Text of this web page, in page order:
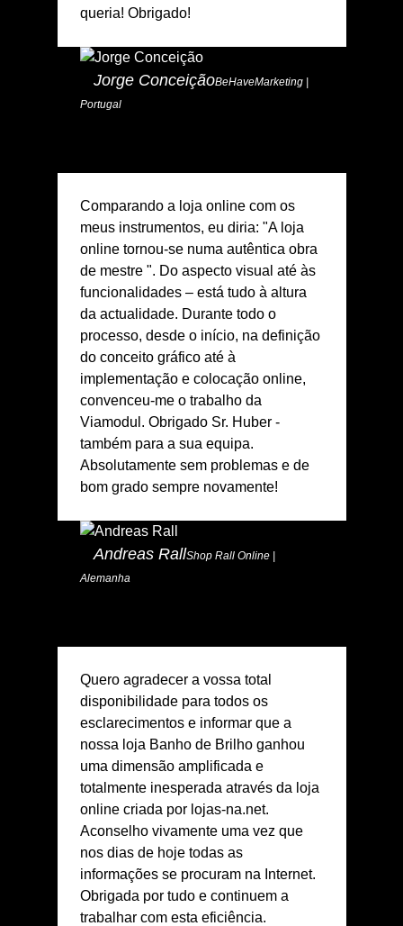
queria! Obrigado!
Jorge ConceiçãoBeHaveMarketing |
Portugal
Comparando a loja online com os
meus instrumentos, eu diria: "A loja
online tornou-se numa autêntica obra
de mestre ". Do aspecto visual até às
funcionalidades – está tudo à altura
da actualidade. Durante todo o
processo, desde o início, na definição
do conceito gráfico até à
implementação e colocação online,
convenceu-me o trabalho da
Viamodul. Obrigado Sr. Huber -
também para a sua equipa.
Absolutamente sem problemas e de
bom grado sempre novamente!
Andreas RallShop Rall Online |
Alemanha
Quero agradecer a vossa total
disponibilidade para todos os
esclarecimentos e informar que a
nossa loja Banho de Brilho ganhou
uma dimensão amplificada e
totalmente inesperada através da loja
online criada por lojas-na.net.
Aconselho vivamente uma vez que
nos dias de hoje todas as
informações se procuram na Internet.
Obrigada por tudo e continuem a
trabalhar com esta eficiência.